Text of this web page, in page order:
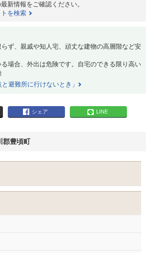
新情報をご確認ください。
を検索
ず、親戚や知人宅、頑丈な建物の高層階など安
場合、外出は危険です。自宅のできる限り高い
避難所に行けないとき」
シェア LINE
郡豊頃町